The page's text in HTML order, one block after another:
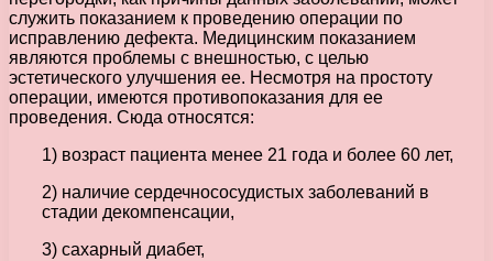
служить показанием к проведению операции по
исправлению дефекта. Медицинским показанием
являются проблемы с внешностью, с целью
эстетического улучшения ее. Несмотря на простоту
операции, имеются противопоказания для ее
проведения. Сюда относятся:
1) возраст пациента менее 21 года и более 60 лет,
2) наличие сердечнососудистых заболеваний в
стадии декомпенсации,
3) сахарный диабет,